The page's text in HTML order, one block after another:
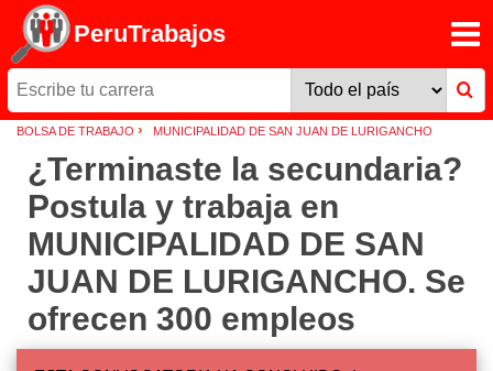
PeruTrabajos
BOLSA DE TRABAJO › MUNICIPALIDAD DE SAN JUAN DE LURIGANCHO
¿Terminaste la secundaria?
Postula y trabaja en
MUNICIPALIDAD DE SAN
JUAN DE LURIGANCHO. Se
ofrecen 300 empleos